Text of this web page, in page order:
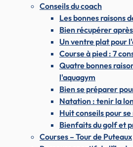
Conseils du coach
Les bonnes raisons
Bien récupérer
Un ventre plat pour
Course à pied : 7
Quatre bonnes
l'aquagym
Bien se préparer
Natation : tenir la
Huit conseils pour
Bienfaits du golf et
Courses – Tour de Puteaux